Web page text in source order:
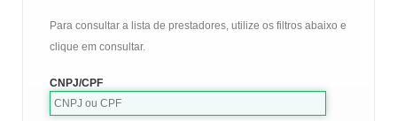
Para consultar a lista de prestadores, utilize os filtros abaixo e
clique em consultar.
CNPJ/CPF